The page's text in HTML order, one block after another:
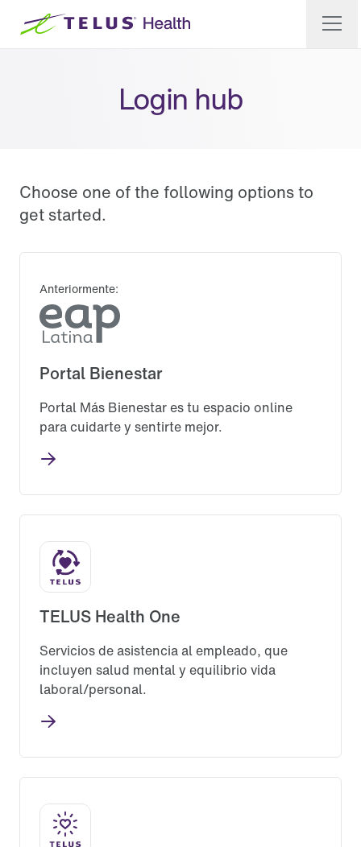
Login hub
Choose one of the following options to
get started.
Anteriormente:
Portal Bienestar
Portal Más Bienestar es tu espacio online
para cuidarte y sentirte mejor.
TELUS Health One
Servicios de asistencia al empleado, que
incluyen salud mental y equilibrio vida
laboral/personal.